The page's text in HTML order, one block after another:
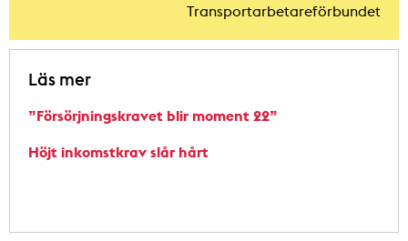
Transportarbetareförbundet
Läs mer
”Försörjningskravet blir moment 22”
Höjt inkomstkrav slår hårt